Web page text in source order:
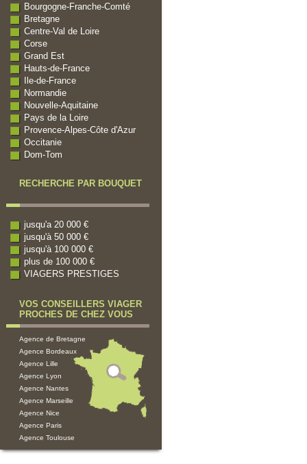
Bourgogne-Franche-Comté
Bretagne
Centre-Val de Loire
Corse
Grand Est
Hauts-de-France
Ile-de-France
Normandie
Nouvelle-Aquitaine
Pays de la Loire
Provence-Alpes-Côte d'Azur
Occitanie
Dom-Tom
RECHERCHE PAR BOUQUET
jusqu'a 20 000 €
jusqu'à 50 000 €
jusqu'à 100 000 €
plus de 100 000 €
VIAGERS PRESTIGES
VOS CONSEILLERS VIAGER
PROCHES DE CHEZ VOUS
Agence de Bretagne
Agence Bordeaux
Agence Lille
Agence Lyon
Agence Nantes
Agence Marseille
Agence Nice
Agence Paris
Agence Toulouse